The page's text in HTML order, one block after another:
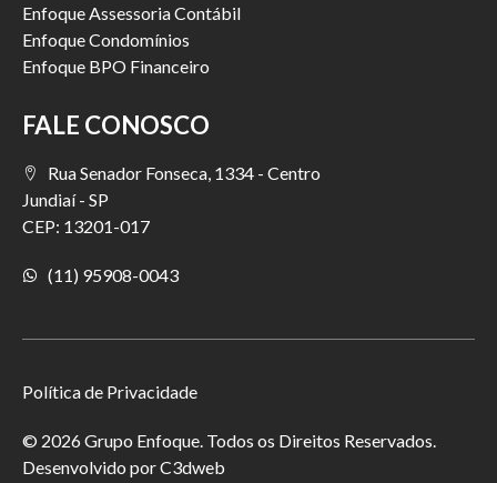
Enfoque Assessoria Contábil
Enfoque Condomínios
Enfoque BPO Financeiro
FALE CONOSCO
Rua Senador Fonseca, 1334 - Centro
Jundiaí - SP
CEP: 13201-017
(11) 95908-0043
Política de Privacidade
© 2026 Grupo Enfoque. Todos os Direitos Reservados.
Desenvolvido porC3dweb